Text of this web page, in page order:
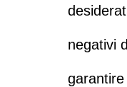
negativi